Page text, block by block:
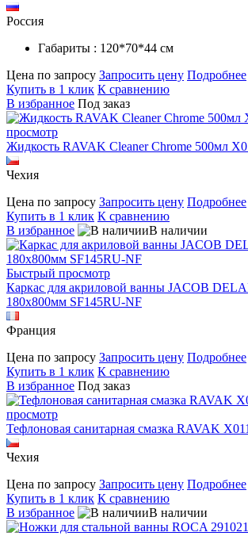
Россия
Габариты : 120*70*44 см
Цена по запросу Запросить цену Подробнее
Купить в 1 клик К сравнению
В избранное Под заказ
просмотр
Жидкость RAVAK Cleaner Chrome 500мл
Чехия
Цена по запросу Запросить цену Подробнее
Купить в 1 клик К сравнению
В избранное
В наличии
Быстрый просмотр
Каркас для акриловой ванны JACOB
180x800мм SF145RU-NF
Франция
Цена по запросу Запросить цену Подробнее
Купить в 1 клик К сравнению
В избранное Под заказ
просмотр
Тефлоновая санитарная смазка RAVAK
Чехия
Цена по запросу Запросить цену Подробнее
Купить в 1 клик К сравнению
В избранное
В наличии